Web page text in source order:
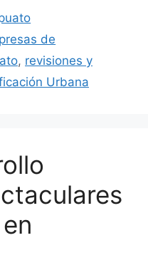
de
, revisiones y
Urbana